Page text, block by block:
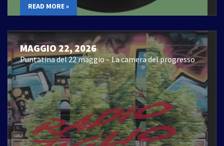
READ MORE »
MAGGIO 22, 2026
Puntatina del 22 maggio – La camera del progresso